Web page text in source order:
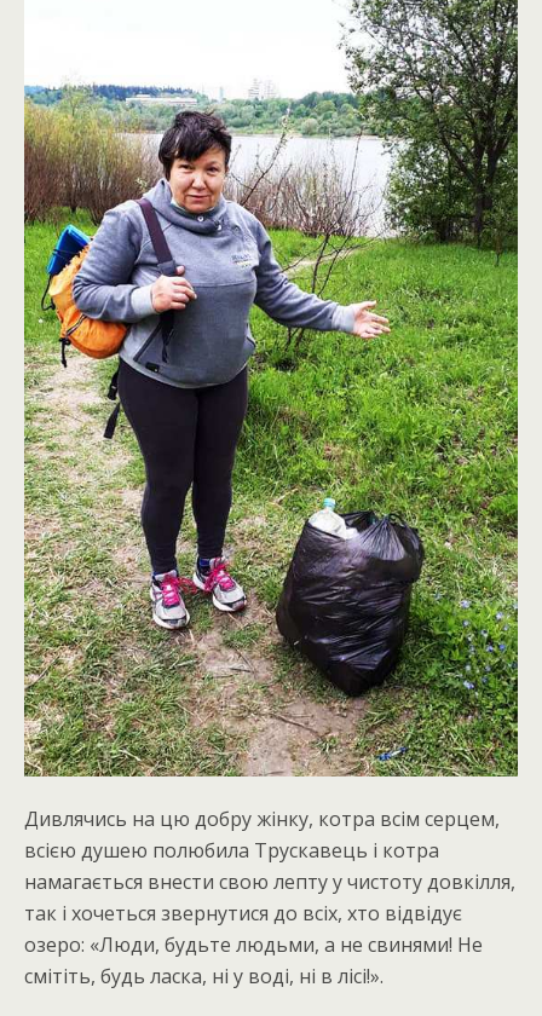
Дивлячись на цю добру жінку, котра всім серцем,
всією душею полюбила Трускавець і котра
намагається внести свою лепту у чистоту довкілля,
так і хочеться звернутися до всіх, хто відвідує
озеро: «Люди, будьте людьми, а не свинями! Не
смітіть, будь ласка, ні у воді, ні в лісі!».